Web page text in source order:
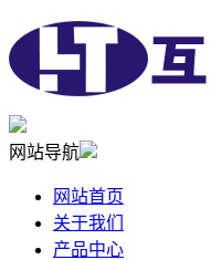
网站导航
网站首页
关于我们
产品中心